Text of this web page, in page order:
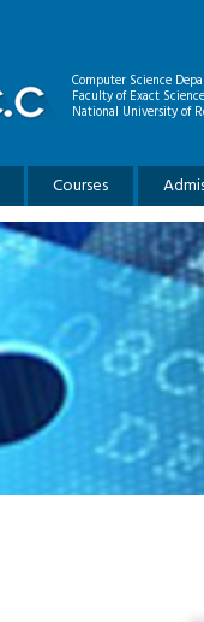
Computer Science
Faculty of Exact
National University of
Courses